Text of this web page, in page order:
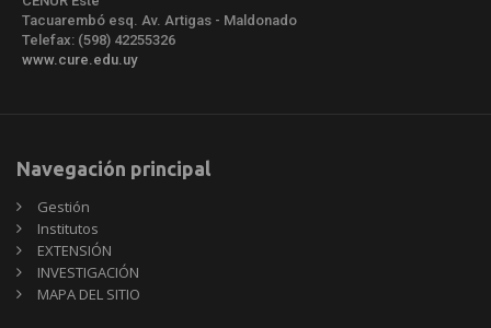
Tacuarembó esq. Av. Artigas - Maldonado
Telefax: (598) 42255326
www.cure.edu.uy
Navegación principal
Gestión
Institutos
EXTENSIÓN
INVESTIGACIÓN
MAPA DEL SITIO